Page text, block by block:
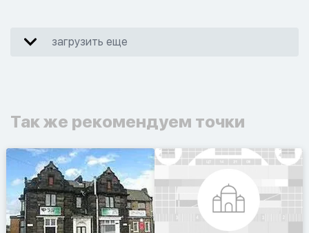
загрузить еще
Так же рекомендуем точки